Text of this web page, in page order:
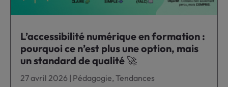
L’accessibilité numérique en formation :
pourquoi ce n’est plus une option, mais
un standard de qualité 🚀
27 avril 2026 | Pédagogie,Tendances